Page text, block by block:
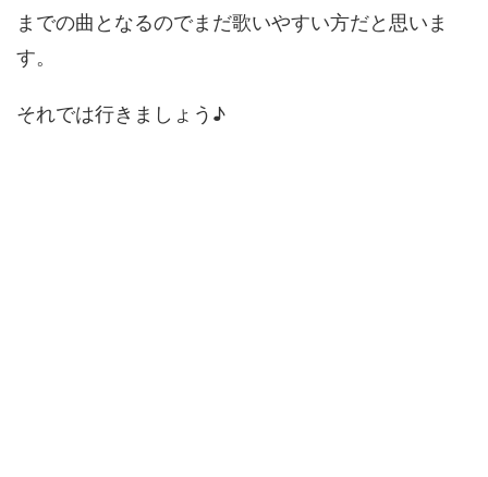
までの曲となるのでまだ歌いやすい方だと思いま
す。
それでは行きましょう♪